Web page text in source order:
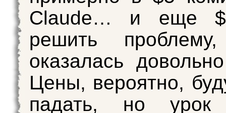
Claude… и еще
решить
оказалась
Цены, вероятно,
падать, но урок